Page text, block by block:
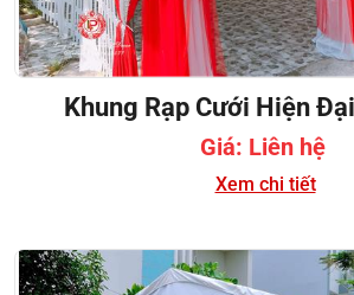
Khung Rạp Cưới Hiện
Giá: Liên hệ
Xem chi tiết